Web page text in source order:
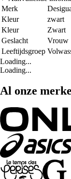
Merk
Kleur
zwart
Kleur
Zwart
Geslacht
Vrouw
Leeftijdsgroep
Loading...
Loading...
Al onze